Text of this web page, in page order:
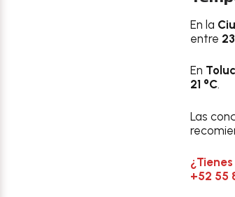
En la
entre
En
21 °C.
Las
+52 55